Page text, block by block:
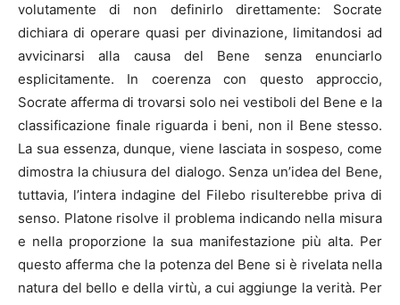
volutamente di non definirlo direttamente: Socrate
dichiara di operare quasi per divinazione, limitandosi ad
avvicinarsi alla causa del Bene senza enunciarlo
esplicitamente. In coerenza con questo approccio,
Socrate afferma di trovarsi solo nei vestiboli del Bene e la
classificazione finale riguarda i beni, non il Bene stesso.
La sua essenza, dunque, viene lasciata in sospeso, come
dimostra la chiusura del dialogo. Senza un’idea del Bene,
tuttavia, l’intera indagine del Filebo risulterebbe priva di
senso. Platone risolve il problema indicando nella misura
e nella proporzione la sua manifestazione più alta. Per
questo afferma che la potenza del Bene si è rivelata nella
natura del bello e della virtù, a cui aggiunge la verità. Per